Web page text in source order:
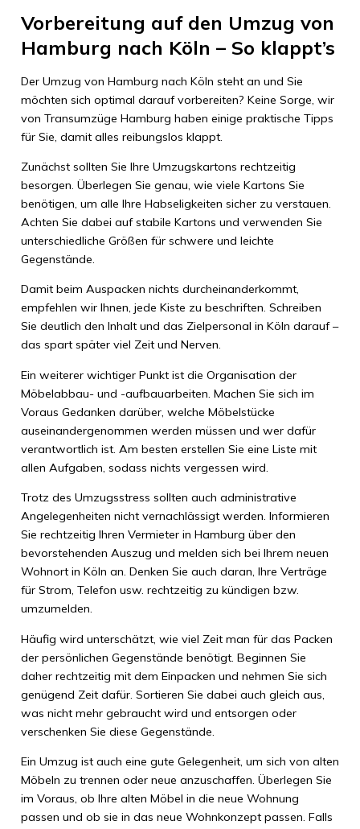
Vorbereitung auf den Umzug von
Hamburg nach Köln – So klappt’s
Der Umzug von Hamburg nach Köln steht an und Sie
möchten sich optimal darauf vorbereiten? Keine Sorge, wir
von Transumzüge Hamburg haben einige praktische Tipps
für Sie, damit alles reibungslos klappt.
Zunächst sollten Sie Ihre Umzugskartons rechtzeitig
besorgen. Überlegen Sie genau, wie viele Kartons Sie
benötigen, um alle Ihre Habseligkeiten sicher zu verstauen.
Achten Sie dabei auf stabile Kartons und verwenden Sie
unterschiedliche Größen für schwere und leichte
Gegenstände.
Damit beim Auspacken nichts durcheinanderkommt,
empfehlen wir Ihnen, jede Kiste zu beschriften. Schreiben
Sie deutlich den Inhalt und das Zielpersonal in Köln darauf –
das spart später viel Zeit und Nerven.
Ein weiterer wichtiger Punkt ist die Organisation der
Möbelabbau- und -aufbauarbeiten. Machen Sie sich im
Voraus Gedanken darüber, welche Möbelstücke
auseinandergenommen werden müssen und wer dafür
verantwortlich ist. Am besten erstellen Sie eine Liste mit
allen Aufgaben, sodass nichts vergessen wird.
Trotz des Umzugsstress sollten auch administrative
Angelegenheiten nicht vernachlässigt werden. Informieren
Sie rechtzeitig Ihren Vermieter in Hamburg über den
bevorstehenden Auszug und melden sich bei Ihrem neuen
Wohnort in Köln an. Denken Sie auch daran, Ihre Verträge
für Strom, Telefon usw. rechtzeitig zu kündigen bzw.
umzumelden.
Häufig wird unterschätzt, wie viel Zeit man für das Packen
der persönlichen Gegenstände benötigt. Beginnen Sie
daher rechtzeitig mit dem Einpacken und nehmen Sie sich
genügend Zeit dafür. Sortieren Sie dabei auch gleich aus,
was nicht mehr gebraucht wird und entsorgen oder
verschenken Sie diese Gegenstände.
Ein Umzug ist auch eine gute Gelegenheit, um sich von alten
Möbeln zu trennen oder neue anzuschaffen. Überlegen Sie
im Voraus, ob Ihre alten Möbel in die neue Wohnung
passen und ob sie in das neue Wohnkonzept passen. Falls